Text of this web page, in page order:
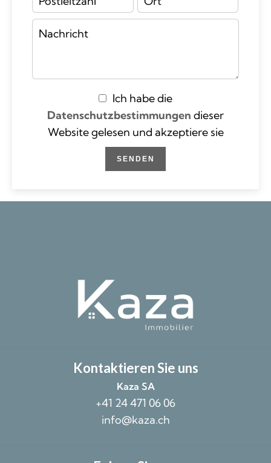
Ich habe die
Datenschutzbestimmungen dieser
Website gelesen und akzeptiere sie
SENDEN
Kontaktieren Sie uns
Kaza SA
+41 24 471 06 06
info@kaza.ch